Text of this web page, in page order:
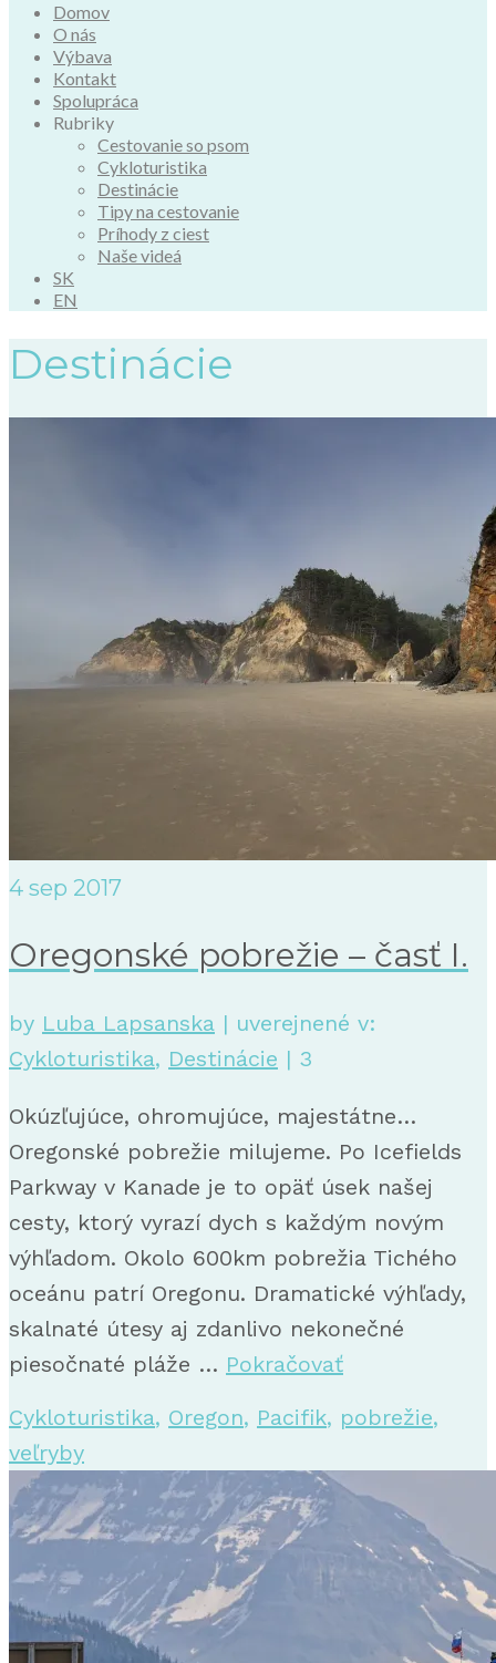
Domov
O nás
Výbava
Kontakt
Spolupráca
Rubriky
Cestovanie so psom
Cykloturistika
Destinácie
Tipy na cestovanie
Príhody z ciest
Naše videá
SK
EN
Destinácie
4 sep 2017
Oregonské pobrežie – časť I.
by Luba Lapsanska | uverejnené v:
Cykloturistika, Destinácie | 3
Okúzľujúce, ohromujúce, majestátne…
Oregonské pobrežie milujeme. Po Icefields
Parkway v Kanade je to opäť úsek našej
cesty, ktorý vyrazí dych s každým novým
výhľadom. Okolo 600km pobrežia Tichého
oceánu patrí Oregonu. Dramatické výhľady,
skalnaté útesy aj zdanlivo nekonečné
piesočnaté pláže … Pokračovať
Cykloturistika, Oregon, Pacifik, pobrežie,
veľryby